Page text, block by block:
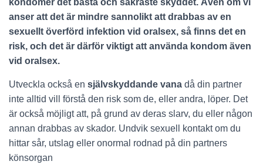
kondomer det bästa och säkraste skyddet. Även om vi
anser att det är mindre sannolikt att drabbas av en
sexuellt överförd infektion vid oralsex, så finns det en
risk, och det är därför viktigt att använda kondom även
vid oralsex.
Utveckla också en självskyddande vana då din partner
inte alltid vill förstå den risk som de, eller andra, löper. Det
är också möjligt att, på grund av deras slarv, du eller någon
annan drabbas av skador. Undvik sexuell kontakt om du
hittar sår, utslag eller onormal rodnad på din partners
könsorgan